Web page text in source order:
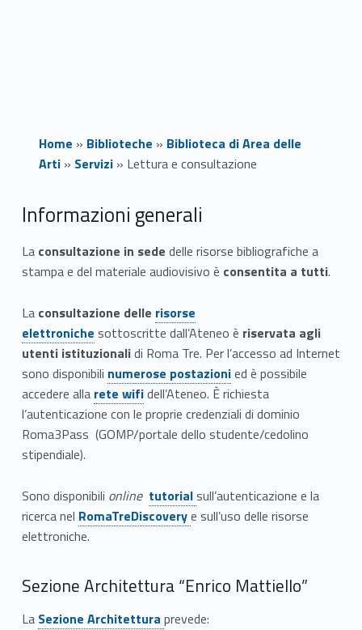
Home » Biblioteche » Biblioteca di Area delle
Arti» Servizi» Lettura e consultazione
L
e
t
t
u
r
a
e
o
n
s
u
Informazioni generali
La consultazione in sede delle risorse bibliografiche a
stampa e del materiale audiovisivo è consentita a tutti.
La consultazione delle Link identifier #identifier__125750-1
risorse
elettroniche sottoscritte dall’Ateneo è riservata agli
utenti istituzionalidi Roma Tre. Per l’accesso ad Internet
sono disponibili numerose postazionied è possibile
accedere alla rete wifidell’Ateneo. È richiesta
l’autenticazione con le proprie credenziali di dominio
Roma3Pass (GOMP/portale dello studente/cedolino
stipendiale).
Sono disponibili online tutorialsull’autenticazione e la
ricerca nel RomaTreDiscoverye sull’uso delle risorse
elettroniche.
Sezione Architettura “Enrico Mattiello”
La Sezione Architettura prevede: